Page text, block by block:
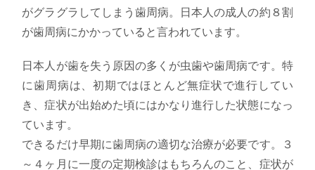
がグラグラしてしまう歯周病。日本人の成人の約８割
が歯周病にかかっていると言われています。
日本人が歯を失う原因の多くが虫歯や歯周病です。特
に歯周病は、初期ではほとんど無症状で進行してい
き、症状が出始めた頃にはかなり進行した状態になっ
ています。
できるだけ早期に歯周病の適切な治療が必要です。３
～４ヶ月に一度の定期検診はもちろんのこと、症状が